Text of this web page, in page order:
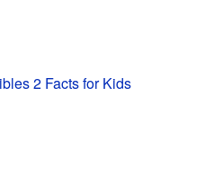
2 Facts for Kids